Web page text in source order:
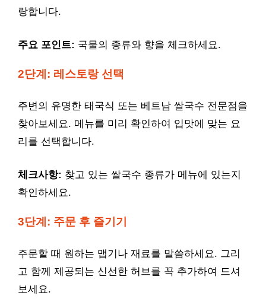
랑합니다.
주요 포인트: 국물의 종류와 향을 체크하세요.
2단계: 레스토랑 선택
주변의 유명한 태국식 또는 베트남 쌀국수 전문점을
찾아보세요. 메뉴를 미리 확인하여 입맛에 맞는 요
리를 선택합니다.
체크사항: 찾고 있는 쌀국수 종류가 메뉴에 있는지
확인하세요.
3단계: 주문 후 즐기기
주문할 때 원하는 맵기나 재료를 말씀하세요. 그리
고 함께 제공되는 신선한 허브를 꼭 추가하여 드셔
보세요.